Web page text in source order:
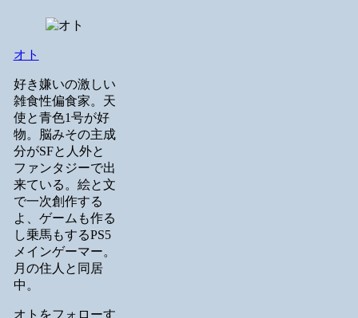
オト
好き嫌いの激しい
雑食性偏食家。天
使と青色1号が好
物。脳みその主成
分がSFと人外と
ファンタジーで出
来ている。絵と文
で一次創作する
よ、ゲームも作る
し乗馬もするPS5
メインゲーマー。
月の住人と同居
中。
オトをフォローす